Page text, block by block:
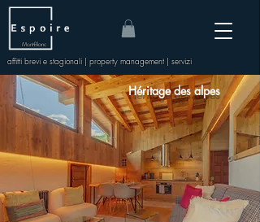
affitti brevi e stagionali | property management | servizi
Mont-Blanc
Héritage des alpes